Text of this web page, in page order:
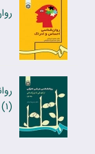
(۱)